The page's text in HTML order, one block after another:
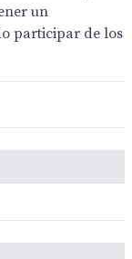
un
participar de los